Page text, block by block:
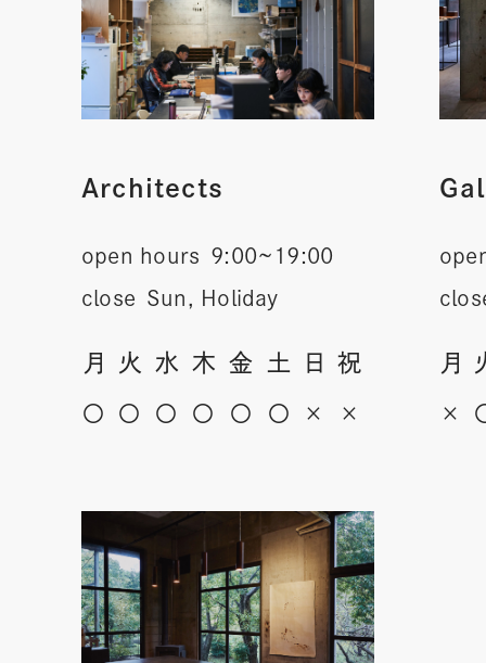
Architects
open hours 9:00~19:00
close Sun, Holiday
月 火 水 木 金 土 日 祝
〇 〇 〇 〇 〇 〇 × ×
月
×